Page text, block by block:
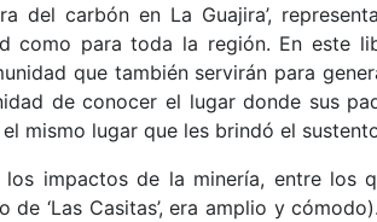
del carbón en La Guajira’,
como para toda la región. En este
que también servirán para
de conocer el lugar donde sus
mismo lugar que les brindó el
impactos de la minería, entre los
‘Las Casitas’, era amplio y